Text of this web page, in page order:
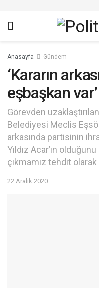
Anasayfa Gündem
‘Kararın
eşbaşkan var’
Görevden
Belediyesi Meclis
arkasında partisinin
Yıldız Acar’ın
çıkmamız tehdit olarak
22 Aralık 2020